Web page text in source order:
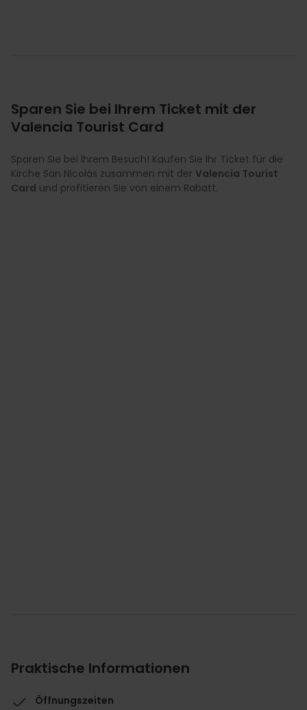
Sparen Sie bei Ihrem Ticket mit der
Valencia Tourist Card
Sparen Sie bei Ihrem Besuch! Kaufen Sie Ihr Ticket für die
Kirche San Nicolás zusammen mit der Valencia Tourist
Card und profitieren Sie von einem Rabatt.
Praktische Informationen
Öffnungszeiten